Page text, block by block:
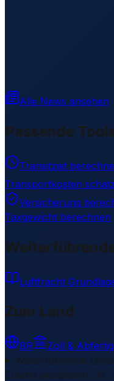
Alle News ansehen
Passende
Transitzeit
Transportkosten
Versicherung
Taxgewicht berechnen
Luftfracht
Zum Land
BR
Zoll &
Weiterführende Links
Zuletzt aktualisiert: 31.